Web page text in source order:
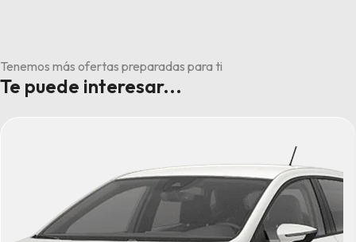
Tenemos más ofertas preparadas para ti
Te puede interesar...